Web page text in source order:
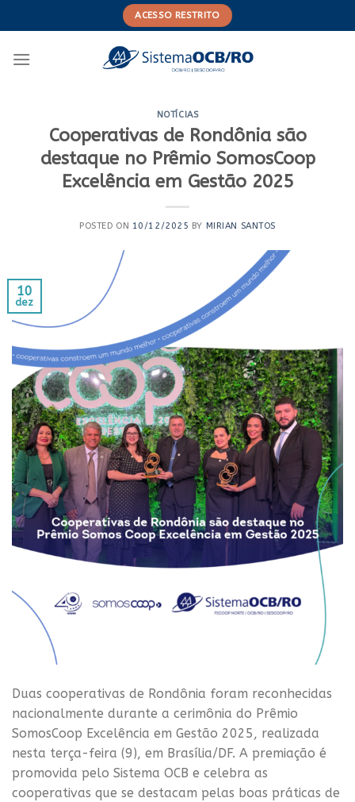
to
ACESSO RESTRITO
NOTÍCIAS
Cooperativas de Rondônia são
destaque no Prêmio SomosCoop
Excelência em Gestão 2025
POSTED ON 10/12/2025 BY MIRIAN SANTOS
10
dez
Duas cooperativas de Rondônia foram reconhecidas
nacionalmente durante a cerimônia do Prêmio
SomosCoop Excelência em Gestão 2025, realizada
nesta terça-feira (9), em Brasília/DF. A premiação é
promovida pelo Sistema OCB e celebra as
cooperativas que se destacam pelas boas práticas de